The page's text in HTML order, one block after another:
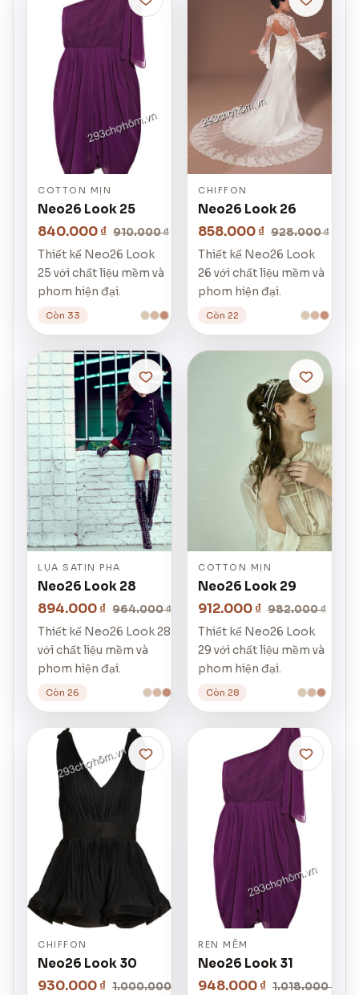
COTTON MỊN
Neo26 Look 25
840.000 ₫ 910.000 ₫
Thiết kế Neo26 Look
25 với chất liệu mềm và
phom hiện đại.
Còn 33
CHIFFON
Neo26 Look 26
858.000 ₫ 928.000 ₫
Thiết kế Neo26 Look
26 với chất liệu mềm và
phom hiện đại.
Còn 22
LỤA SATIN PHA
Neo26 Look 28
894.000 ₫ 964.000 ₫
Thiết kế Neo26 Look 28
với chất liệu mềm và
phom hiện đại.
Còn 26
COTTON MỊN
Neo26 Look 29
912.000 ₫ 982.000 ₫
Thiết kế Neo26 Look
29 với chất liệu mềm và
phom hiện đại.
Còn 28
CHIFFON
Neo26 Look 30
930.000 ₫ 1.000.000 ₫
REN MỀM
Neo26 Look 31
948.000 ₫ 1.018.000 ₫